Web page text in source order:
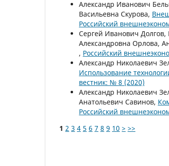
Александр Иванович
Васильевна Скурова,
Российский
Сергей Иванович
Александровна Орлова,
, Российский
Александр Николаевич
Использование
вестник: № 8 (2020)
Александр Николаевич
Анатольевич Савинов,
Российский
1 2 3 4 5 6 7 8 9 10 > >>